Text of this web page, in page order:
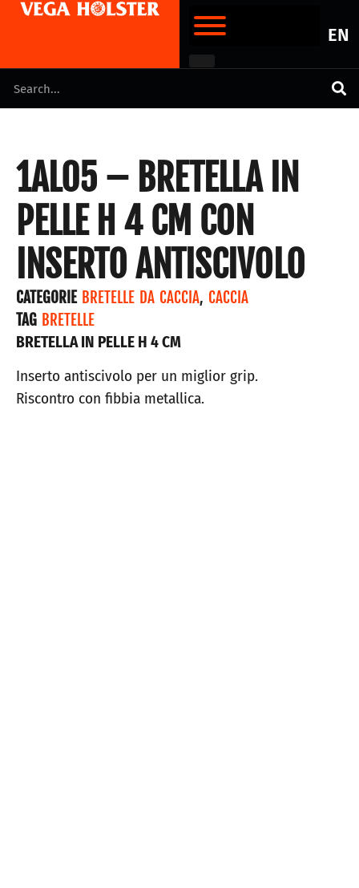
EN
1AL05 – BRETELLA IN
PELLE H 4 CM CON
INSERTO ANTISCIVOLO
CATEGORIE BRETELLE DA CACCIA, CACCIA
TAG BRETELLE
BRETELLA IN PELLE H 4 CM
Inserto antiscivolo per un miglior grip.
Riscontro con fibbia metallica.